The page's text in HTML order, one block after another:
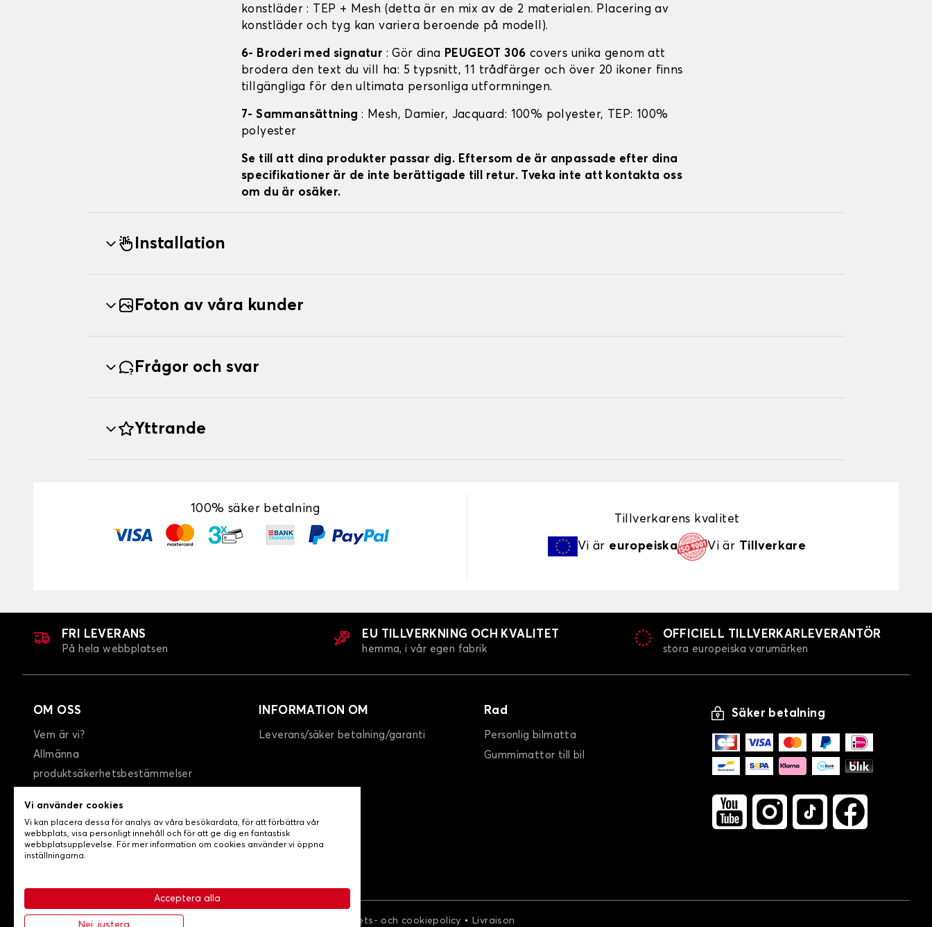
konstläder : TEP + Mesh (detta är en mix av de 2 materialen. Placering av
konstläder och tyg kan variera beroende på modell).
6- Broderi med signatur : Gör dina PEUGEOT 306 covers unika genom att
brodera den text du vill ha: 5 typsnitt, 11 trådfärger och över 20 ikoner finns
tillgängliga för den ultimata personliga utformningen.
7- Sammansättning: Mesh, Damier, Jacquard: 100% polyester, TEP: 100%
polyester
Se till att dina produkter passar dig. Eftersom de är anpassade efter dina
specifikationer är de inte berättigade till retur. Tveka inte att kontakta oss
om du är osäker.
Installation
Foton av våra kunder
Frågor och svar
Yttrande
100% säker betalning
Tillverkarens kvalitet
Vi är europeiska Vi är Tillverkare
FRI LEVERANS
På hela webbplatsen
EU TILLVERKNING OCH KVALITET
hemma, i vår egen fabrik
OFFICIELL TILLVERKARLEVERANTÖR
stora europeiska varumärken
OM OSS
Vem är vi?
Allmänna
produktsäkerhetsbestämmelser
Kontakta oss
INFORMATION OM
Leverans/säker betalning/garanti
Rad
Personlig bilmatta
Gummimattor till bil
Säker betalning
© Copyright 2026 Lovecar Integritets- och cookiepolicy •Livraison
Vi använder cookies
Vi kan placera dessa för analys av våra besökardata, för att förbättra vår
webbplats, visa personligt innehåll och för att ge dig en fantastisk
webbplatsupplevelse. För mer information om cookies använder vi öppna
inställningarna.
Acceptera alla
Nej, justera